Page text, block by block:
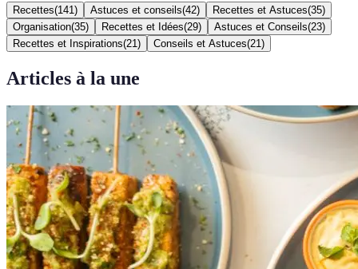
Recettes(141 ) Astuces et conseils(42) Recettes et Astuces(35)
Organisation(35) Recettes et Idées(29) Astuces et Conseils(23)
Recettes et Inspirations(21 ) Conseils et Astuces(21 )
Articles à la une